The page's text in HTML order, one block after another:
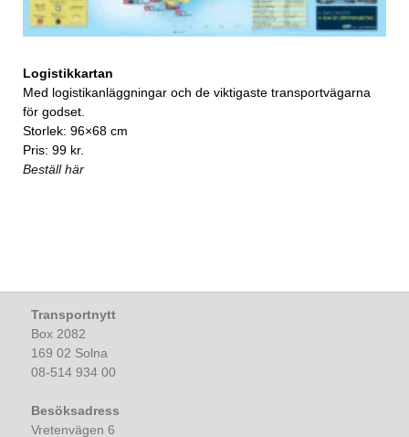
Logistikkartan
Med logistikanläggningar och de viktigaste transportvägarna
för godset.
Storlek: 96×68 cm
Pris: 99 kr.
Beställ här
Transportnytt
Box 2082
169 02 Solna
08-514 934 00
Besöksadress
Vretenvägen 6